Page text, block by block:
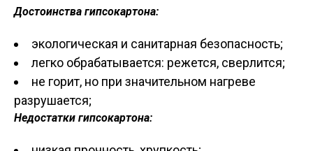
Достоинства гипсокартона:
экологическая и санитарная безопасность;
легко обрабатывается: режется, сверлится;
не горит, но при значительном нагреве
разрушается;
Недостатки гипсокартона: